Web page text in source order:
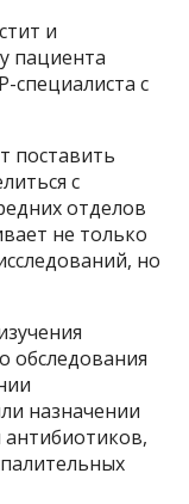
и
пациента
с
поставить
с
отделов
не только
но
обследования
назначении